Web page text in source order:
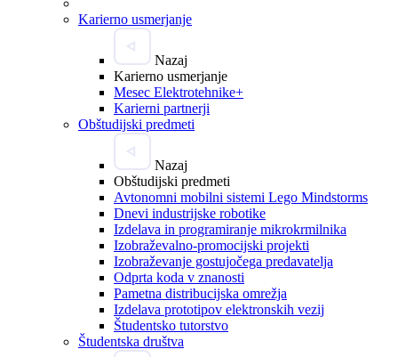
Karierno usmerjanje
Nazaj
Karierno usmerjanje
Mesec Elektrotehnike+
Karierni partnerji
Obštudijski predmeti
Nazaj
Obštudijski predmeti
Avtonomni mobilni sistemi Lego Mindstorms
Dnevi industrijske robotike
Izdelava in programiranje mikrokrmilnika
Izobraževalno-promocijski projekti
Izobraževanje gostujočega predavatelja
Odprta koda v znanosti
Pametna distribucijska omrežja
Izdelava prototipov elektronskih vezij
Študentsko tutorstvo
Študentska društva